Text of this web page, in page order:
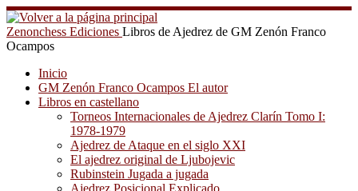
Saltar
al
contenido
Zenonchess Ediciones Libros de Ajedrez de GM Zenón Franco
Ocampos
Inicio
GM Zenón Franco Ocampos El autor
Libros en castellano
Torneos Internacionales de Ajedrez Clarín Tomo I:
1978-1979
Ajedrez de Ataque en el siglo XXI
El ajedrez original de Ljubojevic
Rubinstein Jugada a jugada
Ajedrez Posicional Explicado